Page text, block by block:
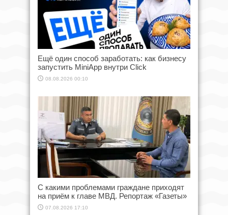
Ещё один способ заработать: как бизнесу
запустить MiniApp внутри Click
08.08.2026 00:10
С какими проблемами граждане приходят
на приём к главе МВД. Репортаж «Газеты»
07.08.2026 17:10